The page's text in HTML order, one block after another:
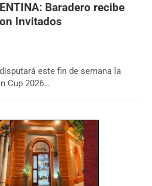
Baradero recibe
Invitados
este fin de semana la
Cup 2026…